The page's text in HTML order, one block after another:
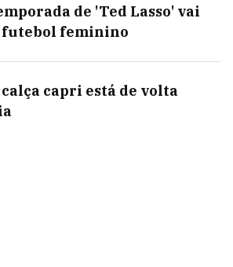
de 'Ted Lasso' vai
feminino
capri está de volta